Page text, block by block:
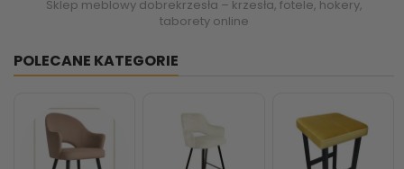
Sklep meblowy dobrekrzesła – krzesła, fotele, hokery,
taborety online
POLECANE KATEGORIE